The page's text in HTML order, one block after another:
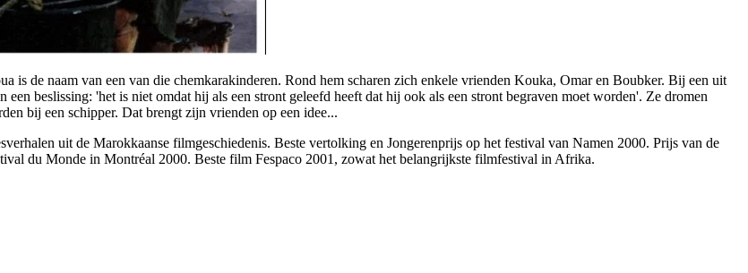
is de naam van een van die chemkarakinderen. Rond hem scharen zich enkele vrienden Kouka, Omar en Boubker. Bij een uit
beslissing: 'het is niet omdat hij als een stront geleefd heeft dat hij ook als een stront begraven moet worden'. Ze dromen
bij een schipper. Dat brengt zijn vrienden op een idee...
uit de Marokkaanse filmgeschiedenis. Beste vertolking en Jongerenprijs op het festival van Namen 2000. Prijs van de
du Monde in Montréal 2000. Beste film Fespaco 2001, zowat het belangrijkste filmfestival in Afrika.